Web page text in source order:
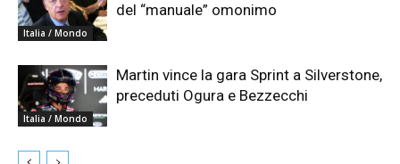
Italia / Mondo
del “manuale” omonimo
Italia / Mondo
Martin vince la gara Sprint a Silverstone,
preceduti Ogura e Bezzecchi